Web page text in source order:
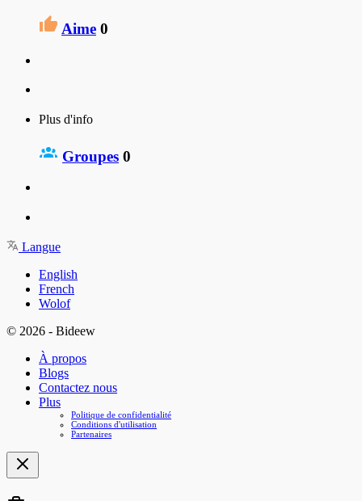
Aime 0
Plus d'info
Groupes 0
Langue
English
French
Wolof
© 2026 - Bideew
À propos
Blogs
Contactez nous
Plus
Politique de confidentialité
Conditions d'utilisation
Partenaires